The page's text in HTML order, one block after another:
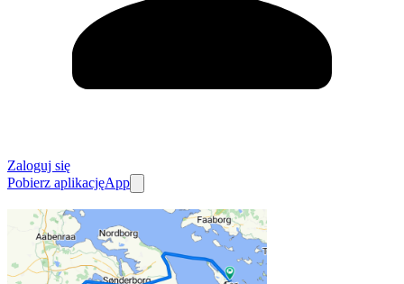
Zaloguj się
Pobierz aplikacjęApp